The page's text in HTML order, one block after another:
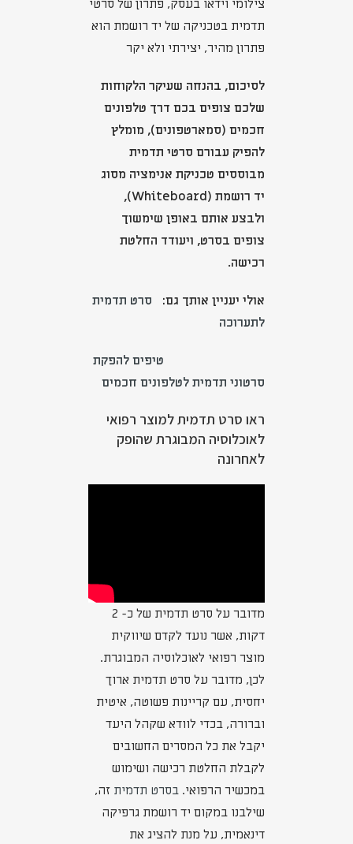
צילומי וידאו בעסק, פתרון של סרטי
תדמית בטכניקה של יד רושמת הוא
פתרון מהיר, יצירתי ולא יקר
לסיכום, בהנחה שעיקר הלקוחות
שלכם צופים בכם דרך טלפונים
חכמים (סמארטפונים), מומלץ
להפיק עבורם סרטי תדמית
מבוססים טכניקת אנימציה מסוג
יד רושמת (Whiteboard),
ולבצע אותם באופן שימשוך
צופים בסרט, ויעודד החלטת
רכישה.
אולי יעניין אותך גם: סרט תדמית
לתערוכה
טיפים להפקת
סרטוני תדמית לטלפונים חכמים
ראו סרט תדמית למוצר רפואי
לאוכלוסיה המבוגרת שהופק
לאחרונה
מדובר על סרט תדמית של כ- 2
דקות, אשר נועד לקדם שיווקית
מוצר רפואי לאוכלוסיה המבוגרת.
לכן, מדובר על סרט תדמית ארוך
יחסית, עם קריינות פשוטה, איטית
וברורה, בכדי לוודא שקהל היעד
יקבל את כל המסרים החשובים
לקבלת החלטת רכישה ושימוש
במכשיר הרפואי. בסרט תדמית זה,
שילבנו במקום יד רושמת גרפיקה
דינאמית, על מנת להציג את